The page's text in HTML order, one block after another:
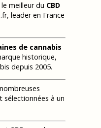
meilleur du CBD
leader en France
de cannabis
historique,
depuis 2005.
sélectionnées à un